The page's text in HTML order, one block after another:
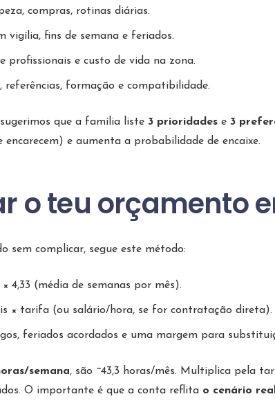
compras, rotinas diárias.
vigília, fins de semana e feriados.
profissionais e custo de vida na zona.
referências, formação e compatibilidade.
que a família liste 3 prioridades e 3
e aumenta a probabilidade de encaixe.
o teu orçamento
sem complicar, segue este método:
4,33 (média de semanas por mês).
× tarifa (ou salário/hora, se for contratação direta).
feriados acordados e uma margem para
semana, são ~43,3 horas/mês. Multiplica pela
O importante é que a conta reflita o cenário real